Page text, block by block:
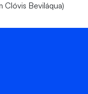
Clóvis Beviláqua)